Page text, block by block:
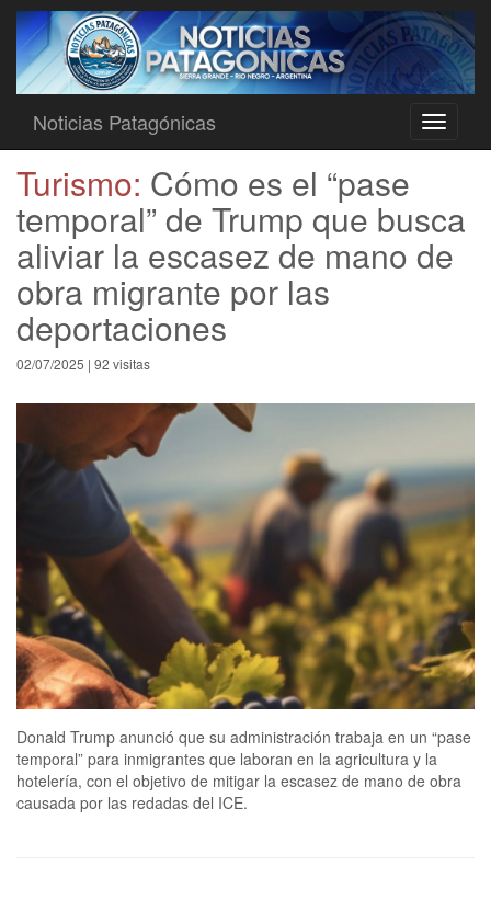
Toggle
Noticias Patagónicas
Turismo: Cómo es el “pase
temporal” de Trump que busca
aliviar la escasez de mano de
obra migrante por las
deportaciones
02/07/2025 | 92 visitas
Donald Trump anunció que su administración trabaja en un “pase
temporal” para inmigrantes que laboran en la agricultura y la
hotelería, con el objetivo de mitigar la escasez de mano de obra
causada por las redadas del ICE.